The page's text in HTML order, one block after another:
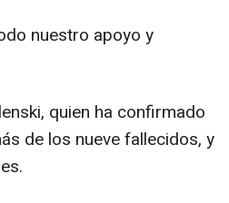
nuestro apoyo y
quien ha confirmado
de los nueve fallecidos, y